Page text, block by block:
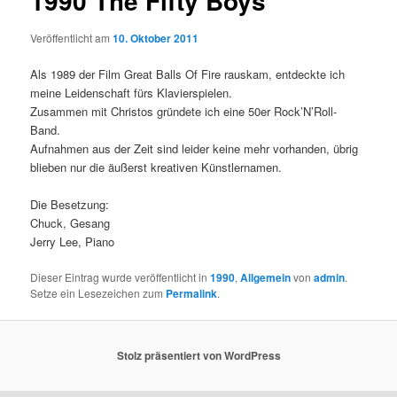
Veröffentlicht am10. Oktober 2011
Als 1989 der Film Great Balls Of Fire rauskam, entdeckte ich
meine Leidenschaft fürs Klavierspielen.
Zusammen mit Christos gründete ich eine 50er Rock’N’Roll-
Band.
Aufnahmen aus der Zeit sind leider keine mehr vorhanden, übrig
blieben nur die äußerst kreativen Künstlernamen.
Die Besetzung:
Chuck, Gesang
Jerry Lee, Piano
Dieser Eintrag wurde veröffentlicht in1990,Allgemeinvonadmin.
Setze ein Lesezeichen zum Permalink.
Stolz präsentiert von WordPress